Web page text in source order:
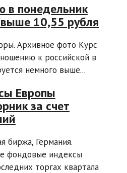
в понедельник
выше 10,55 рубля
Архивное фото Курс
к российской в
немного выше...
Европы
за счет
биржа, Германия.
фондовые индексы
торгах квартала